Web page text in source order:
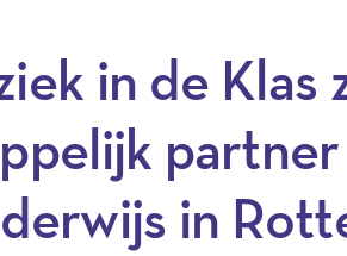
in de Klas
partner
in